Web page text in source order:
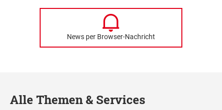
News per Browser-Nachricht
Alle Themen & Services